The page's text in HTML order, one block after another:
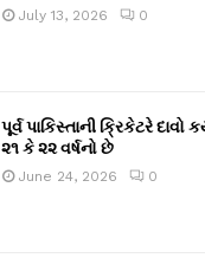
July 13, 2026 0
પૂર્વ પાકિસ્તાની ક્રિકેટરે
૨૧ કે ૨૨ વર્ષનો છે
June 24, 2026 0